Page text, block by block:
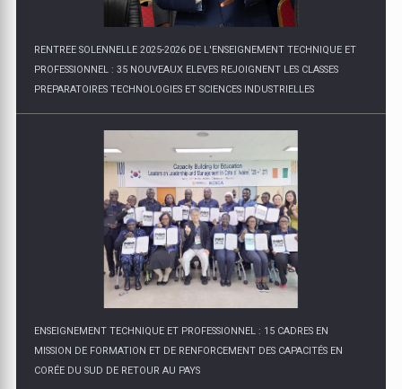
RENTREE SOLENNELLE 2025-2026 DE L'ENSEIGNEMENT TECHNIQUE ET
PROFESSIONNEL : 35 NOUVEAUX ELEVES REJOIGNENT LES CLASSES
PREPARATOIRES TECHNOLOGIES ET SCIENCES INDUSTRIELLES
ENSEIGNEMENT TECHNIQUE ET PROFESSIONNEL : 15 CADRES EN
MISSION DE FORMATION ET DE RENFORCEMENT DES CAPACITÉS EN
CORÉE DU SUD DE RETOUR AU PAYS